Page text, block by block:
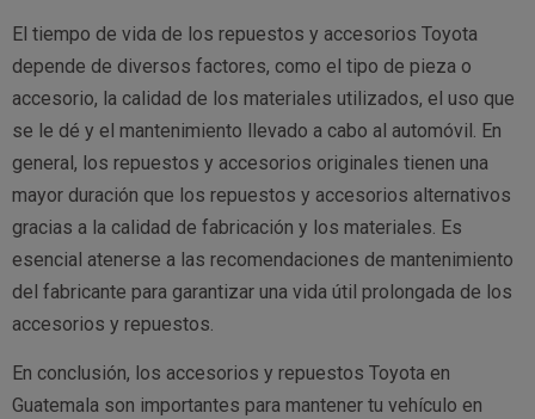
El tiempo de vida de los repuestos y accesorios Toyota
depende de diversos factores, como el tipo de pieza o
accesorio, la calidad de los materiales utilizados, el uso que
se le dé y el mantenimiento llevado a cabo al automóvil. En
general, los repuestos y accesorios originales tienen una
mayor duración que los repuestos y accesorios alternativos
gracias a la calidad de fabricación y los materiales. Es
esencial atenerse a las recomendaciones de mantenimiento
del fabricante para garantizar una vida útil prolongada de los
accesorios y repuestos.
En conclusión, los accesorios y repuestos Toyota en
Guatemala son importantes para mantener tu vehículo en